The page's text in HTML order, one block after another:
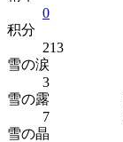
0
积分
213
雪の涙
3
雪の露
7
雪の晶